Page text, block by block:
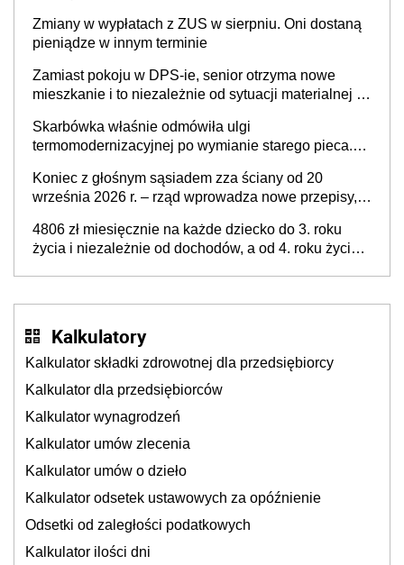
Zmiany w wypłatach z ZUS w sierpniu. Oni dostaną
pieniądze w innym terminie
Zamiast pokoju w DPS-ie, senior otrzyma nowe
mieszkanie i to niezależnie od sytuacji materialnej –
roku życia
Skarbówka właśnie odmówiła ulgi
termomodernizacyjnej po wymianie starego pieca.
Koniec z głośnym sąsiadem zza ściany od 20
września 2026 r. – rząd wprowadza nowe przepisy,
4806 zł miesięcznie na każde dziecko do 3. roku
życia i niezależnie od dochodów, a od 4. roku życia
Kalkulatory
Kalkulator składki zdrowotnej dla przedsiębiorcy
Kalkulator dla przedsiębiorców
Kalkulator wynagrodzeń
Kalkulator umów zlecenia
Kalkulator umów o dzieło
Kalkulator odsetek ustawowych za opóźnienie
Odsetki od zaległości podatkowych
Kalkulator ilości dni